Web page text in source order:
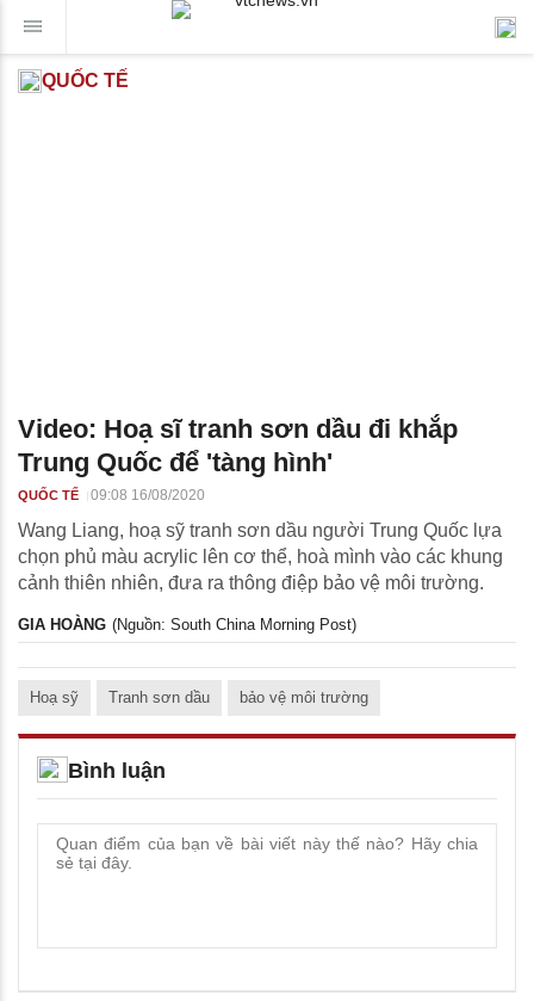
QUỐC TẾ
Video: Hoạ sĩ tranh sơn dầu đi khắp
Trung Quốc để 'tàng hình'
QUỐC TẾ 09:08 16/08/2020
Wang Liang, hoạ sỹ tranh sơn dầu người Trung Quốc lựa
chọn phủ màu acrylic lên cơ thể, hoà mình vào các khung
cảnh thiên nhiên, đưa ra thông điệp bảo vệ môi trường.
GIA HOÀNG (Nguồn: South China Morning Post)
Hoạ sỹ Tranh sơn dầu bảo vệ môi trường
Bình luận